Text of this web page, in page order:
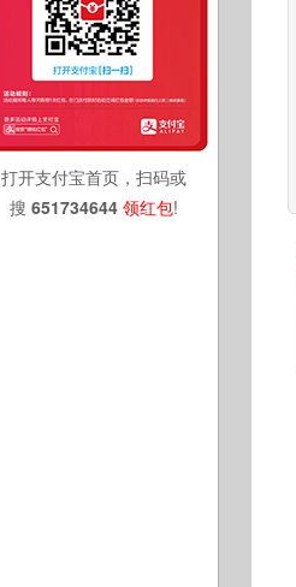
打开支付宝首页，扫码或
搜 651734644 领红包!